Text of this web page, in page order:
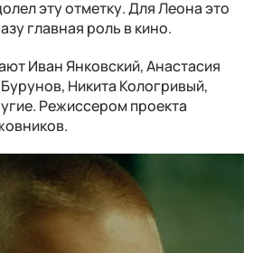
эту отметку. Для Леона это
главная роль в кино.
Иван Янковский, Анастасия
Никита Кологривый,
Режиссером проекта